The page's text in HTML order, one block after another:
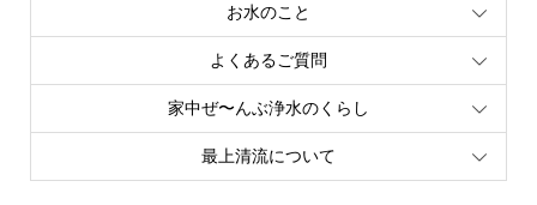
お水のこと
よくあるご質問
家中ぜ〜んぶ浄水のくらし
最上清流について